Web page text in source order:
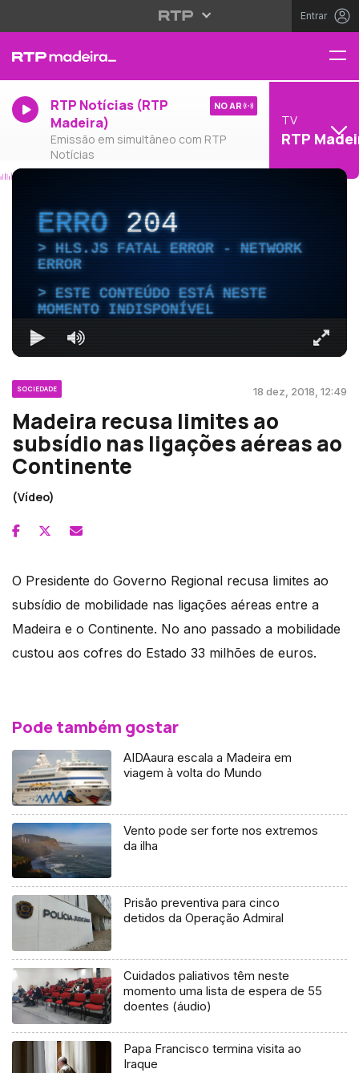
Entrar
RTP Notícias (RTP
Madeira)
Emissão em simultâneo com RTP
Notícias
NO AR
TV
RTP
ERRO204
HLS.JS FATAL ERROR - NETWORK
ERROR
ESTE CONTEÚDO ESTÁ NESTE
MOMENTO INDISPONÍVEL
SOCIEDADE 18 dez, 2018, 12:49
Madeira recusa limites ao
subsídio nas ligações aéreas ao
Continente
(Vídeo)
O Presidente do Governo Regional recusa limites ao
subsídio de mobilidade nas ligações aéreas entre a
Madeira e o Continente. No ano passado a mobilidade
custou aos cofres do Estado 33 milhões de euros.
Pode também gostar
AIDAaura escala a Madeira em
viagem à volta do Mundo
Vento pode ser forte nos extremos
da ilha
Prisão preventiva para cinco
detidos da Operação Admiral
Cuidados paliativos têm neste
momento uma lista de espera de 55
doentes (áudio)
Papa Francisco termina visita ao
Iraque